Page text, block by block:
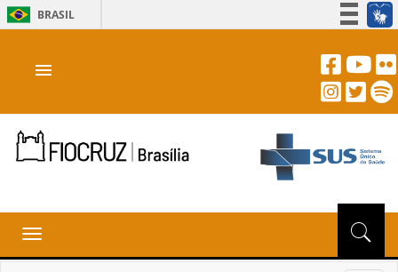
BRASIL
Acesso à informação
Canais
menu
Toggle
navigation